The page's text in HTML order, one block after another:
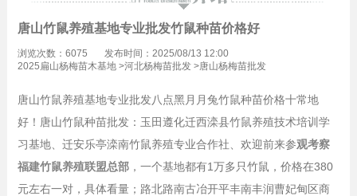
唐山竹鼠养殖基地专业批发竹鼠种苗价格好
浏览次数：6075
发布时间：2025/08/13 12:00
2025扁山杨梅苗木基地>河北杨梅苗批发>唐山杨梅苗批发
唐山竹鼠养殖基地专业批发八点黑月月兔竹鼠种苗价格十常地
好！唐山竹鼠种苗批发：玉田遵化迁西滦县竹鼠养殖技术培训学
习基地、迁安乐亭滦南竹鼠养殖专业合作社、欢迎前来参观考察
福建竹鼠养殖联盟总部，一个基地都有1万多只竹鼠，价格在380
元左右一对，具体看量；路北路南古冶开平丰南丰润曹妃甸区商